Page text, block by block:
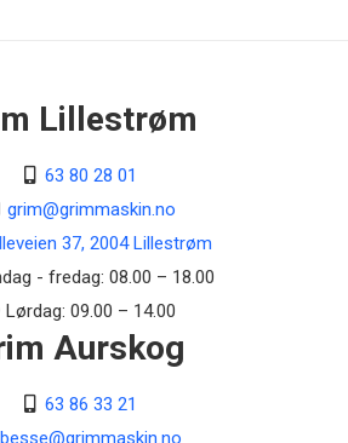
2006/42/EG = 2,5 dB(A)
Lillestrøm
63 80 28 01
grim@grimmaskin.no
37, 2004 Lillestrøm
- fredag: 08.00 – 18.00
Lørdag: 09.00 – 14.00
Aurskog
63 86 33 21
besse@grimmaskin.no